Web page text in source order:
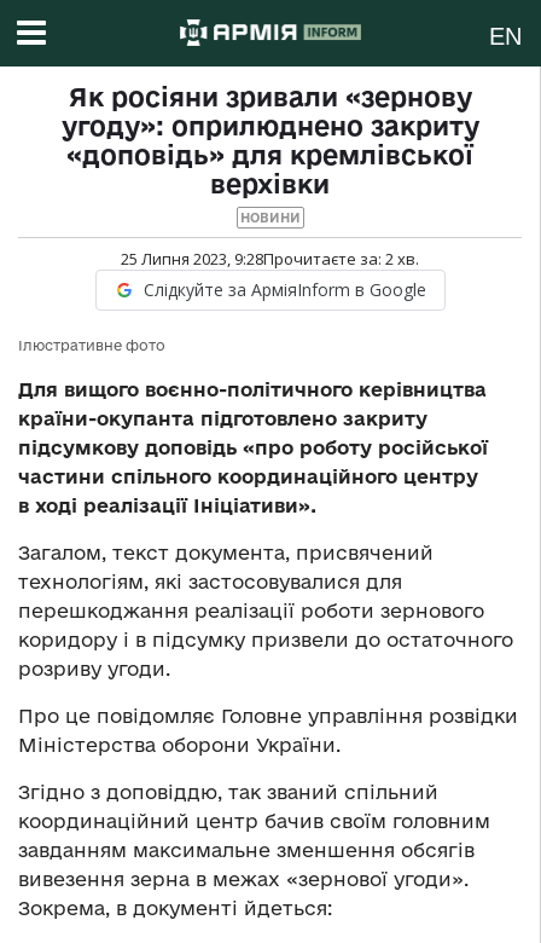
EN
Як росіяни зривали «зернову
угоду»: оприлюднено закриту
«доповідь» для кремлівської
верхівки
НОВИНИ
25 Липня 2023, 9:28Прочитаєте за: 2хв.
Слідкуйте за АрміяInform в Google
Ілюстративне фото
Для вищого воєнно-політичного керівництва
країни-окупанта підготовлено закриту
підсумкову доповідь «про роботу російської
частини спільного координаційного центру
в ході реалізації Ініціативи».
Загалом, текст документа, присвячений
технологіям, які застосовувалися для
перешкоджання реалізації роботи зернового
коридору і в підсумку призвели до остаточного
розриву угоди.
Про це повідомляє Головне управління розвідки
Міністерства оборони України.
Згідно з доповіддю, так званий спільний
координаційний центр бачив своїм головним
завданням максимальне зменшення обсягів
вивезення зерна в межах «зернової угоди».
Зокрема, в документі йдеться: